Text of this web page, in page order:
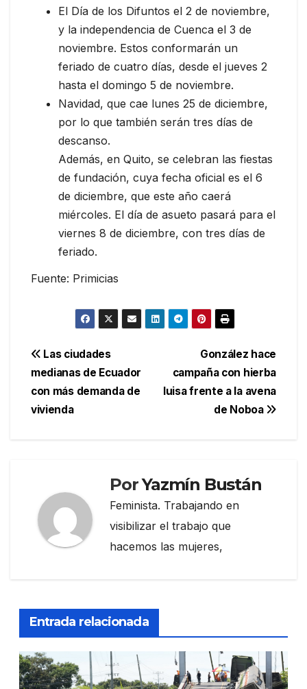
El Día de los Difuntos el 2 de noviembre,
y la independencia de Cuenca el 3 de
noviembre. Estos conformarán un
feriado de cuatro días, desde el jueves 2
hasta el domingo 5 de noviembre.
Navidad, que cae lunes 25 de diciembre,
por lo que también serán tres días de
descanso.
Además, en Quito, se celebran las fiestas
de fundación, cuya fecha oficial es el 6
de diciembre, que este año caerá
miércoles. El día de asueto pasará para el
viernes 8 de diciembre, con tres días de
feriado.
Fuente: Primicias
Navegación
de
entradas
González hace
campaña con hierba
luisa frente a la avena
de Noboa
Las ciudades
medianas de Ecuador
con más demanda de
vivienda
PorYazmín Bustán
Feminista. Trabajando en
visibilizar el trabajo que
hacemos las mujeres,
Entrada relacionada